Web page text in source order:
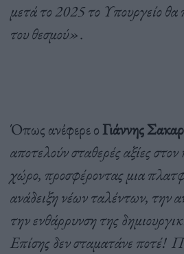
μετά το 2025 το Υπουργείο θα
του θεσμού».
Όπως ανέφερε οΓιάννης
αποτελούν σταθερές αξίες
χώρο, προσφέροντας μια
ανάδειξη νέων ταλέντων, την
την ενθάρρυνση της
Επίσης δεν σταματάνε ποτέ!